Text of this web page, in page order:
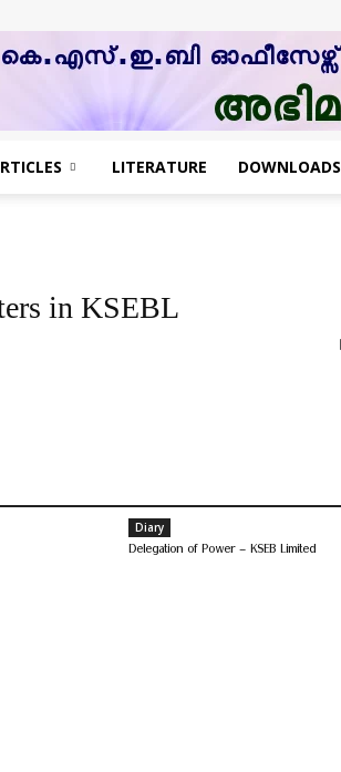
LITERATURE DOWNLOADS
in KSEBL
Diary
Delegation of Power – KSEB Limited